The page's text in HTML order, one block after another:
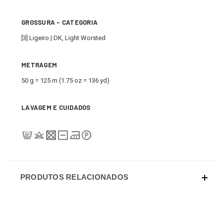
GROSSURA - CATEGORIA
[3] Ligeiro | DK, Light Worsted
METRAGEM
50 g = 125 m (1.75 oz = 136 yd)
LAVAGEM E CUIDADOS
PRODUTOS RELACIONADOS